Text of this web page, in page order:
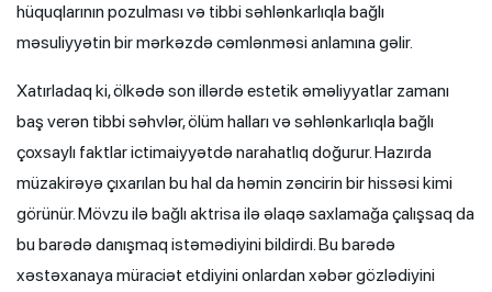
hüquqlarının pozulması və tibbi səhlənkarlıqla bağlı
məsuliyyətin bir mərkəzdə cəmlənməsi anlamına gəlir.
Xatırladaq ki, ölkədə son illərdə estetik əməliyyatlar zamanı
baş verən tibbi səhvlər, ölüm halları və səhlənkarlıqla bağlı
çoxsaylı faktlar ictimaiyyətdə narahatlıq doğurur. Hazırda
müzakirəyə çıxarılan bu hal da həmin zəncirin bir hissəsi kimi
görünür. Mövzu ilə bağlı aktrisa ilə əlaqə saxlamağa çalışsaq da
bu barədə danışmaq istəmədiyini bildirdi. Bu barədə
xəstəxanaya müraciət etdiyini onlardan xəbər gözlədiyini